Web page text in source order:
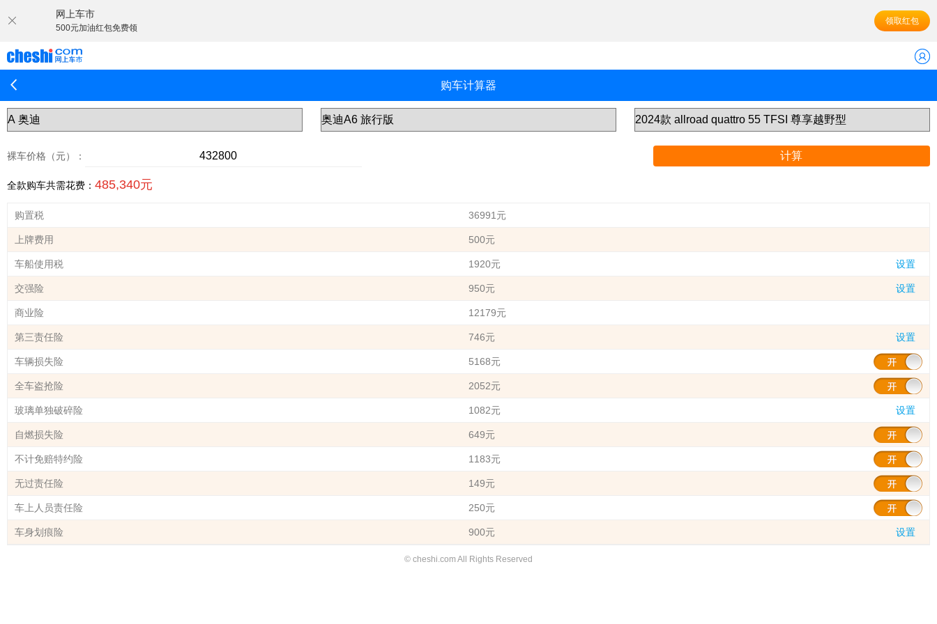
网上车市
500元加油红包免费领
领取红包
购车计算器
裸车价格（元）： 计算
全款购车共需花费： 485,340元
购置税 36991元
上牌费用 500元
车船使用税 1920元 设置
交强险 950元 设置
商业险 12179元
第三责任险 746元 设置
车辆损失险 5168元
全车盗抢险 2052元
玻璃单独破碎险 1082元 设置
自燃损失险 649元
不计免赔特约险 1183元
无过责任险 149元
车上人员责任险 250元
车身划痕险 900元 设置
© cheshi.com All Rights Reserved